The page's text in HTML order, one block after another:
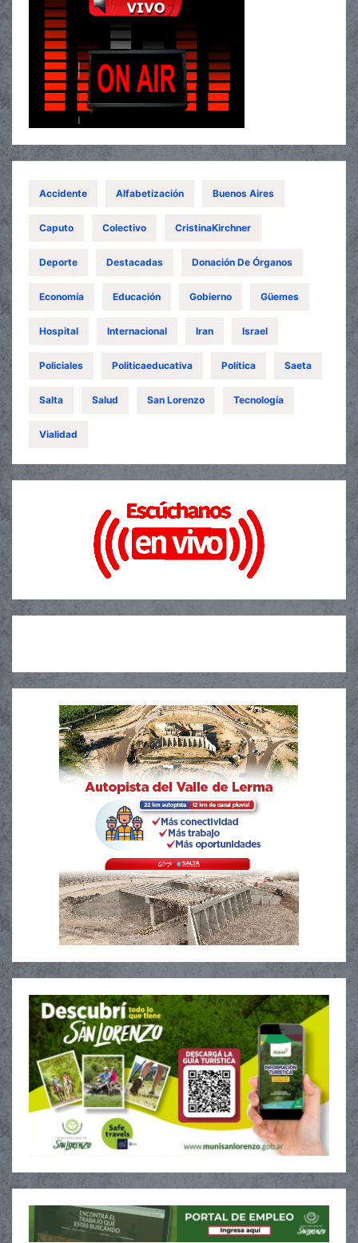
Accidente Alfabetización Buenos Aires
Caputo Colectivo CristinaKirchner
Deporte Destacadas Donación De Órganos
Economía Educación Gobierno Güemes
Hospital Internacional Iran Israel
Policiales Politicaeducativa Política Saeta
Salta Salud San Lorenzo Tecnología
Vialidad